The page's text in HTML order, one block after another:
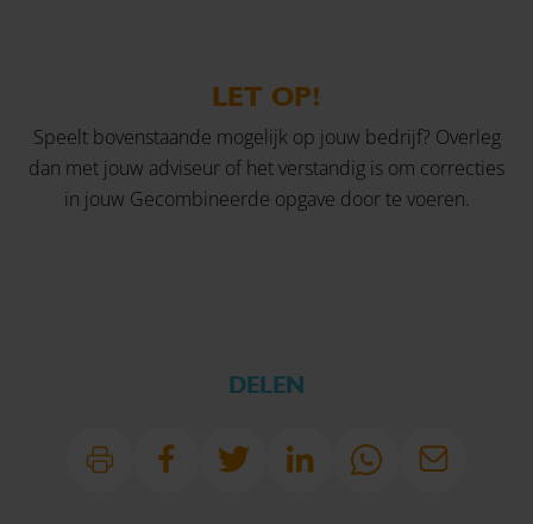
LET OP!
Speelt bovenstaande mogelijk op jouw bedrijf? Overleg
dan met jouw adviseur of het verstandig is om correcties
in jouw Gecombineerde opgave door te voeren.
DELEN